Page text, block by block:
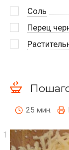
Соль
Перец
25 мин.